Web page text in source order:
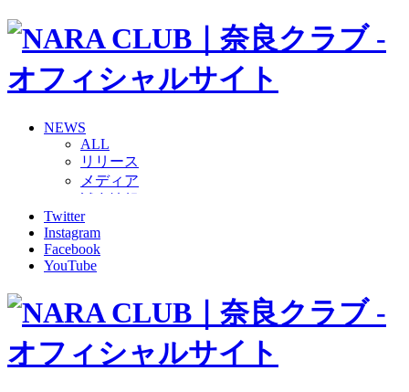
NEWS
ALL
リリース
メディア
グッズ
ファンコミュニティ
普及・育成
ホームタウン
その他
2026/27トップチーム
2026/27トップチームスタッフ
Twitter
Instagram
Facebook
YouTube